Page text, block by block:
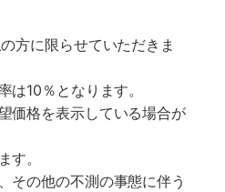
方に限らせていただきま
は10％となります。
価格を表示している場合が
す。
その他の不測の事態に伴う